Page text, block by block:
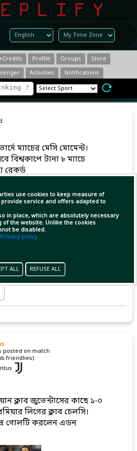
use cookies to keep measure of
service and offers adapted to
in place, which are absolutely necessary
the website. Unlike the cookies
be disabled.
Privacy policy
ALL REFUSE ALL
Profile Groups
Store
Activities Notifications
ম্যাচের মেসি মোমেন্ট।
বিশ্বকাপে টানা ৮ ম্যাচে
রেকর্ড
posted on match
friendlies)
ক্লাব জুভেন্টাসের কাছে ১-০
লিগের ক্লাব চেলসি।
গোলটি করলেন এডন